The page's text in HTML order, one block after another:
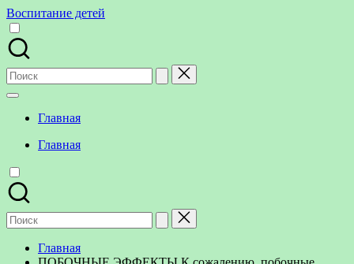
Перейти
к
содержимому
Воспитание детей
Поиск
для:
Главная
Главная
Поиск
для:
Главная